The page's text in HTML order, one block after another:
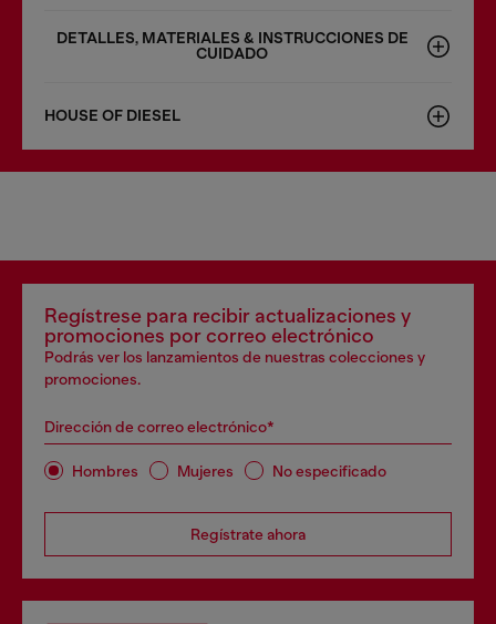
DETALLES, MATERIALES & INSTRUCCIONES DE
CUIDADO
HOUSE OF DIESEL
Regístrese para recibir actualizaciones y
promociones por correo electrónico
Podrás ver los lanzamientos de nuestras colecciones y
promociones.
Dirección de correo electrónico*
Hombres Mujeres No especificado
Regístrate ahora